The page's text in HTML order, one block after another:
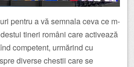
pentru a vă semnala ceva ce m-
tineri români care activează
competent, urmărind cu
diverse chestii care se